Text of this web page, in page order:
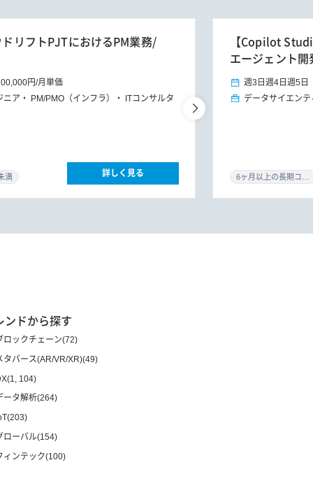
リフトPJTにおけるPM業務/
円/月単価
ニア
PM/PMO（インフラ） ITコンサルタ
満 詳しく見る
【Copilot
エージェント
週3日 週4日 週5日
データサイエンテ
ンドから探す
ロックチェーン(72)
タバース(AR/VR/XR)(49)
104)
ータ解析(264)
ローバル(154)
ィンテック(100)